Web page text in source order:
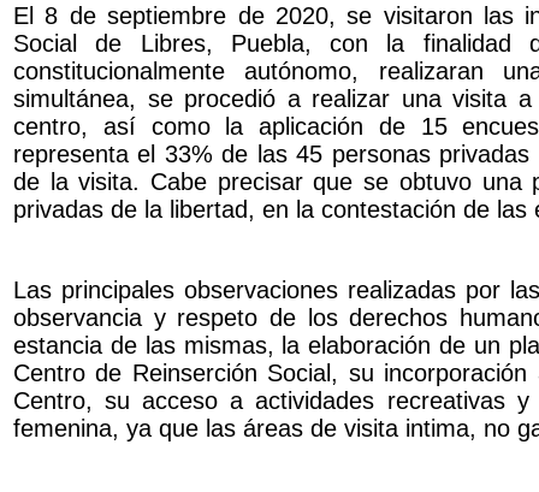
El 8 de septiembre de 2020, se visitaron las
Social de Libres, Puebla, con la finalidad
constitucionalmente autónomo, realizaran
simultánea, se procedió a realizar una visita
centro, así como la aplicación de 15
representa el 33% de las 45 personas
de la visita. Cabe precisar que se obtuvo una
privadas de la libertad, en la contestación de las
Las principales observaciones realizadas por
observancia y respeto de los derechos
estancia de las mismas, la elaboración de un
Centro de Reinserción Social, su
Centro, su acceso a actividades recreativas
femenina, ya que las áreas de visita intima, no